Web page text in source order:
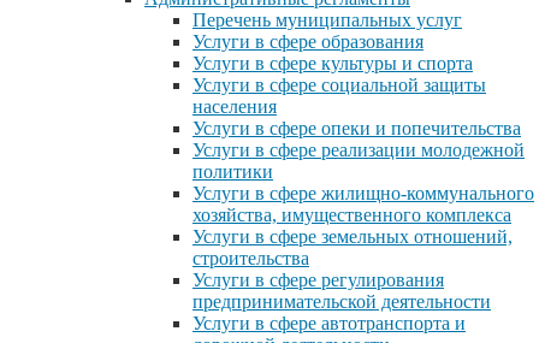
Перечень муниципальных услуг
Услуги в сфере образования
Услуги в сфере культуры и спорта
Услуги в сфере социальной защиты
населения
Услуги в сфере опеки и попечительства
Услуги в сфере реализации молодежной
политики
Услуги в сфере жилищно-коммунального
хозяйства, имущественного комплекса
Услуги в сфере земельных отношений,
строительства
Услуги в сфере регулирования
предпринимательской деятельности
Услуги в сфере автотранспорта и